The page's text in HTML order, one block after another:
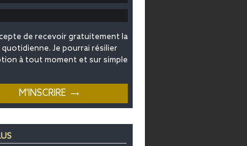
de recevoir gratuitement la
Je pourrai résilier
à tout moment et sur simple